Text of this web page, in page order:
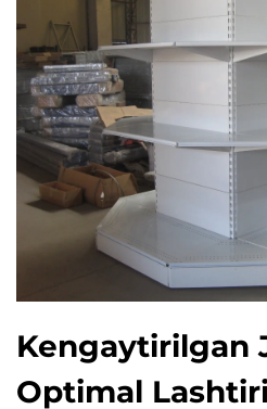
Kengaytirilgan
Optimal